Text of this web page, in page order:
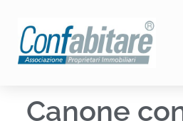
contenuto
Canone